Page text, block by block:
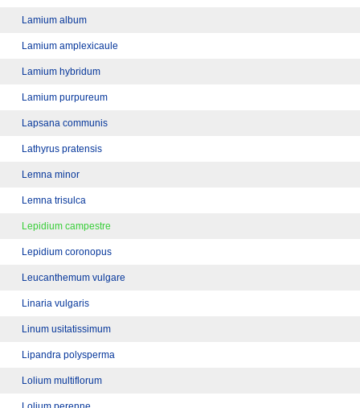
Lamium album
Lamium amplexicaule
Lamium hybridum
Lamium purpureum
Lapsana communis
Lathyrus pratensis
Lemna minor
Lemna trisulca
Lepidium campestre
Lepidium coronopus
Leucanthemum vulgare
Linaria vulgaris
Linum usitatissimum
Lipandra polysperma
Lolium multiflorum